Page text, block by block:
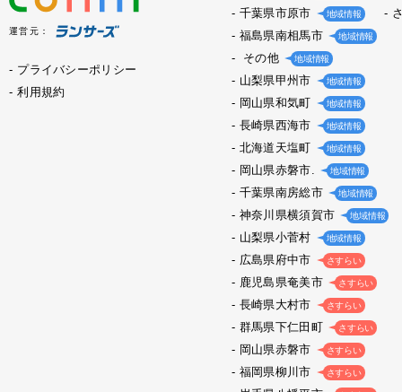
運営元：
プライバシーポリシー
利用規約
千葉県市原市 地域情報
福島県南相馬市 地域情報
その他 地域情報
山梨県甲州市 地域情報
岡山県和気町 地域情報
長崎県西海市 地域情報
北海道天塩町 地域情報
岡山県赤磐市. 地域情報
千葉県南房総市 地域情報
神奈川県横須賀市 地域情報
山梨県小菅村 地域情報
広島県府中市 さすらい
鹿児島県奄美市 さすらい
長崎県大村市 さすらい
群馬県下仁田町 さすらい
岡山県赤磐市 さすらい
福岡県柳川市 さすらい